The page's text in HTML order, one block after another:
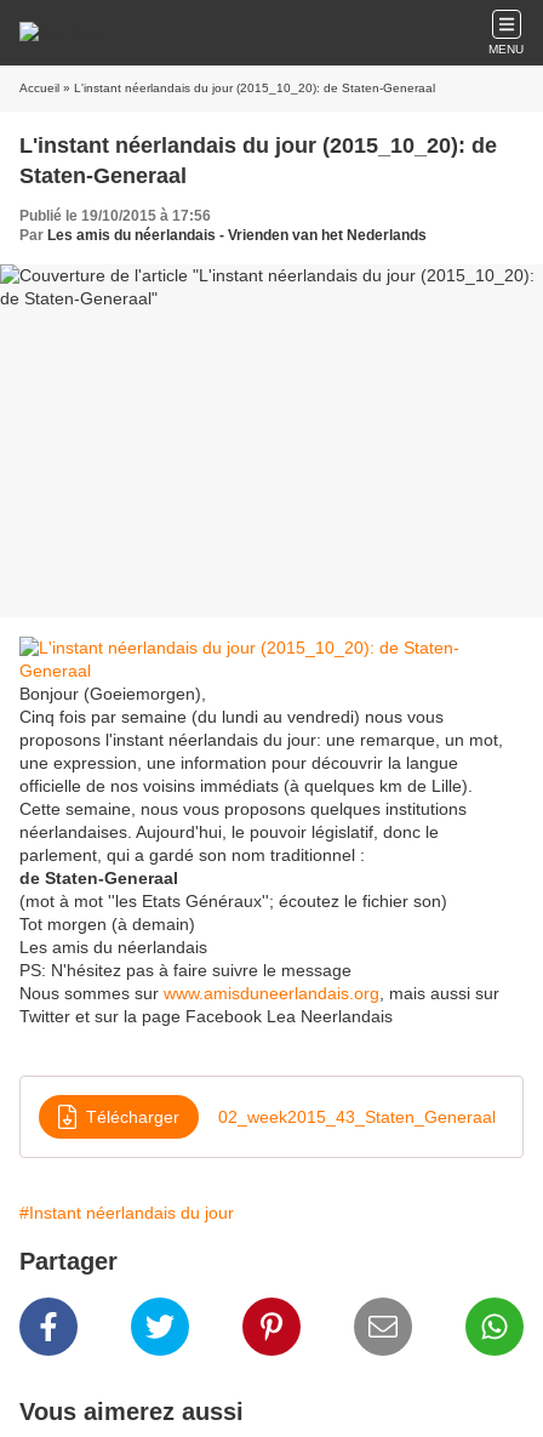
MENU
Accueil » L'instant néerlandais du jour (2015_10_20): de Staten-Generaal
L'instant néerlandais du jour (2015_10_20): de
Staten-Generaal
Publié le 19/10/2015 à 17:56
Par Les amis du néerlandais - Vrienden van het Nederlands
Bonjour (Goeiemorgen),
Cinq fois par semaine (du lundi au vendredi) nous vous
proposons l'instant néerlandais du jour: une remarque, un mot,
une expression, une information pour découvrir la langue
officielle de nos voisins immédiats (à quelques km de Lille).
Cette semaine, nous vous proposons quelques institutions
néerlandaises. Aujourd'hui, le pouvoir législatif, donc le
parlement, qui a gardé son nom traditionnel :
de Staten-Generaal
(mot à mot ''les Etats Généraux''; écoutez le fichier son)
Tot morgen (à demain)
Les amis du néerlandais
PS: N'hésitez pas à faire suivre le message
Nous sommes sur www.amisduneerlandais.org , mais aussi sur
Twitter et sur la page Facebook Lea Neerlandais
Télécharger 02_week2015_43_Staten_Generaal
#Instant néerlandais du jour
Partager
Vous aimerez aussi